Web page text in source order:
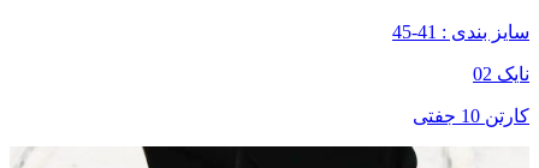
سایز بندی : 41-45
نایک 02
کارتن 10 جفتی